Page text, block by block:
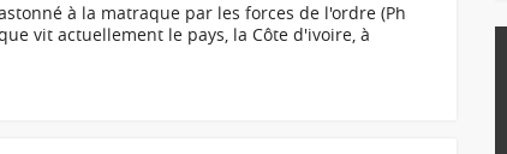
à la matraque par les forces de l'ordre (Ph
vit actuellement le pays, la Côte d'ivoire, à